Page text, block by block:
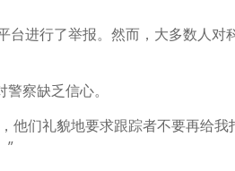
台进行了举报。然而，大多数人对
察缺乏信心。
他们礼貌地要求跟踪者不要再给我
”